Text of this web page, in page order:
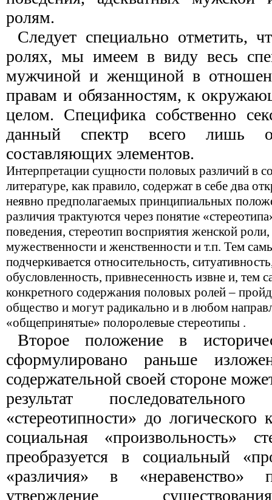
ролям.
Следует специально отметить,
ролях, мы имеем в виду весь
мужчиной и женщиной в
правам и обязанностям, к
целом. Специфика собственно
данный спектр всего лишь
составляющих элементов.
Интерпретации сущности половых различий в
литературе, как правило, содержат в себе два
неявно предполагаемых принципиальных
различия трактуются через понятие
поведения, стереотип восприятия женской
мужественности и женственности и т.п. Тем
подчеркивается относительность,
обусловленность, привнесенность извне и, тем
конкретного содержания половых ролей –
общество и могут радикально и в любом
«общепринятые» полоролевые стереотипы .
Второе положение в
сформулировано раньше
содержательной своей стороне
результат
«стереотипности» до
социальная «произвольность»
преобразуется в социальный
«различия» в «неравенство»
утверждение